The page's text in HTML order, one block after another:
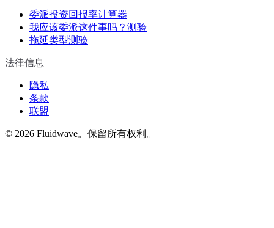
委派投资回报率计算器
我应该委派这件事吗？测验
拖延类型测验
法律信息
隐私
条款
联盟
© 2026 Fluidwave。保留所有权利。